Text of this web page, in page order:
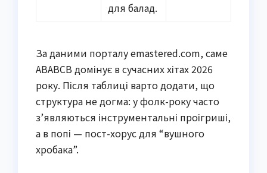
для балад.
За даними порталу emastered.com, саме
ABABCB домінує в сучасних хітах 2026
року. Після таблиці варто додати, що
структура не догма: у фолк-року часто
з’являються інструментальні проігриші,
а в попі — пост-хорус для “вушного
хробака”.